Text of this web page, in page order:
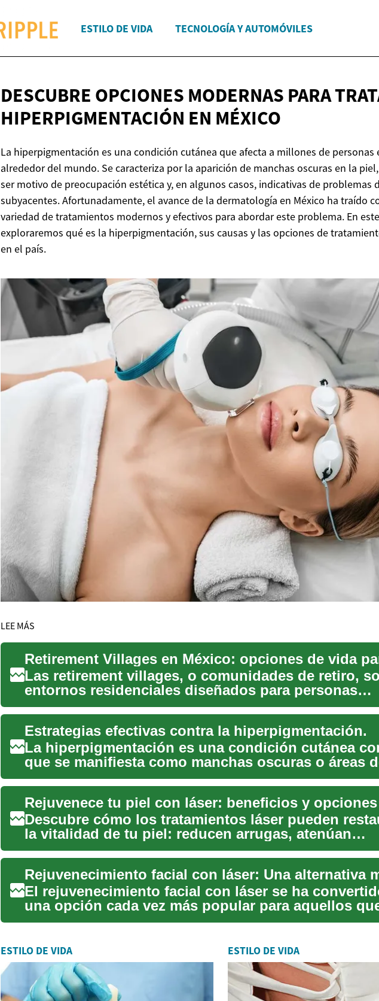
ESTILO DE VIDA TECNOLOGÍA Y AUTOMÓVILES
DESCUBRE OPCIONES MODERNAS PARA
HIPERPIGMENTACIÓN EN MÉXICO
La hiperpigmentación es una condición cutánea que afecta a millones de personas
alrededor del mundo. Se caracteriza por la aparición de manchas oscuras en la
ser motivo de preocupación estética y, en algunos casos, indicativas de problemas
subyacentes. Afortunadamente, el avance de la dermatología en México ha traído
variedad de tratamientos modernos y efectivos para abordar este problema. En
exploraremos qué es la hiperpigmentación, sus causas y las opciones de
en el país.
LEE MÁS
Las retirement villages, o comunidades de retiro,
entornos residenciales diseñados para personas
mayores que busc...
Estrategias efectivas contra la hiperpigmentación.
La hiperpigmentación es una condición cutánea
que se manifiesta como manchas oscuras o áreas
piel más osc...
Rejuvenece tu piel con láser: beneficios y opciones
Descubre cómo los tratamientos láser pueden
la vitalidad de tu piel: reducen arrugas, atenúan
manchas, mejo...
El rejuvenecimiento facial con láser se ha
una opción cada vez más popular para aquellos
buscan mej...
ESTILO DE VIDA ESTILO DE VIDA